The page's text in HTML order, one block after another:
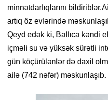
minnətdarlıqlarını
artıq öz evlərində
Qeyd edək ki, Ballıca kəndi
içməli su və yüksək sürətli
gün köçürülənlər də daxil
ailə (742 nəfər) məskunlaşıb.